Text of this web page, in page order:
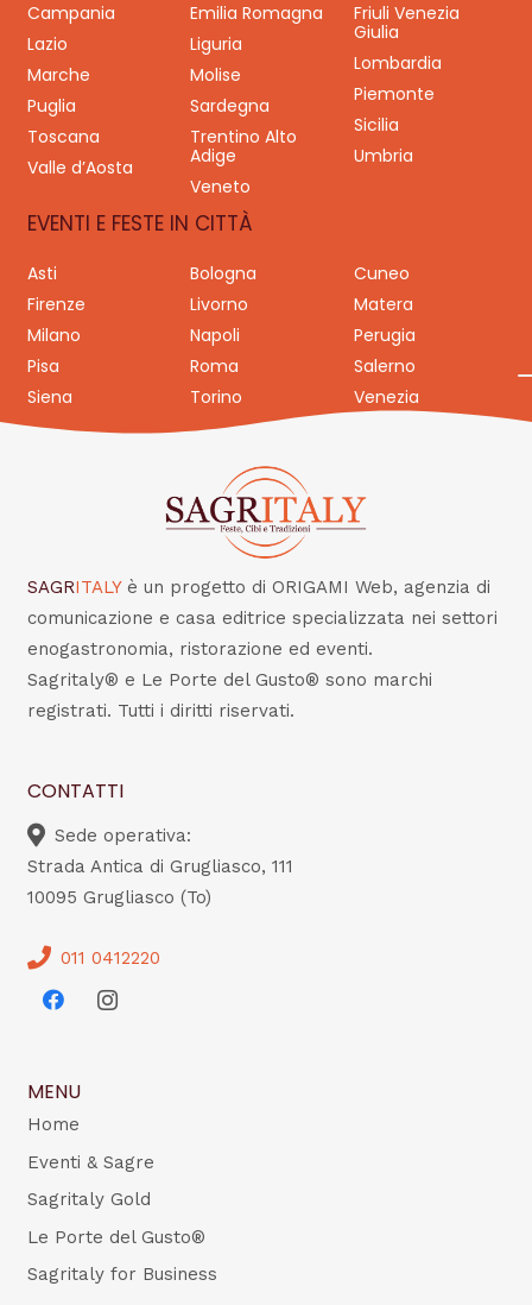
Campania
Emilia Romagna
Friuli Venezia
Giulia
Lazio
Liguria
Lombardia
Marche
Molise
Piemonte
Puglia
Sardegna
Sicilia
Toscana
Trentino Alto
Adige
Umbria
Valle d’Aosta
Veneto
EVENTI E FESTE IN CITTÀ
Asti Bologna
Cuneo
Firenze
Livorno
Matera
Milano
Napoli
Perugia
Pisa
Roma
Salerno
Siena
Torino Venezia
SAGRITALY è un progetto di ORIGAMI Web, agenzia di
comunicazione e casa editrice specializzata nei settori
enogastronomia, ristorazione ed eventi.
Sagritaly® e Le Porte del Gusto® sono marchi
registrati. Tutti i diritti riservati.
CONTATTI
Sede operativa:
Strada Antica di Grugliasco, 111
10095 Grugliasco (To)
011 0412220
MENU
Home
Eventi & Sagre
Sagritaly Gold
Le Porte del Gusto®
Sagritaly for Business